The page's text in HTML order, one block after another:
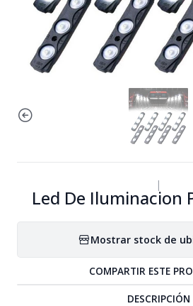
|
Led De Iluminacion
Mostrar stock de
COMPARTIR ESTE
DESCRIPCIÓN